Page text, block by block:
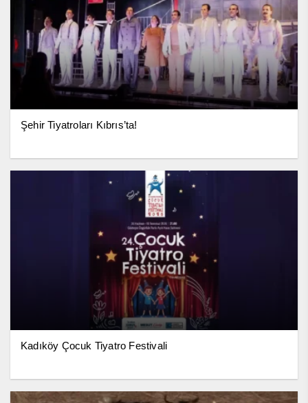
Şehir Tiyatroları Kıbrıs’ta!
Kadıköy Çocuk Tiyatro Festivali